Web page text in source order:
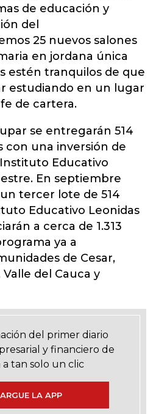
de educación y
del
25 nuevos salones
en jordana única
estén tranquilos de que
estudiando en un lugar
de cartera.
se entregarán 514
con una inversión de
Educativo
En septiembre
tercer lote de 514
Educativo Leonidas
a cerca de 1.313
ya a
de Cesar,
del Cauca y
del primer diario
y financiero de
a tan solo un clic
LA APP